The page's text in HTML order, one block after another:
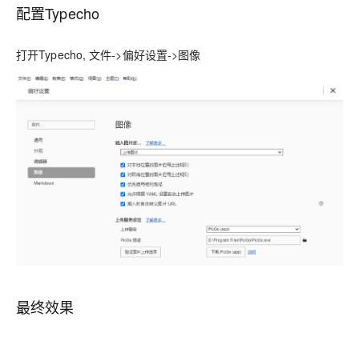
配置Typecho
打开Typecho,文件->偏好设置->图像
最终效果